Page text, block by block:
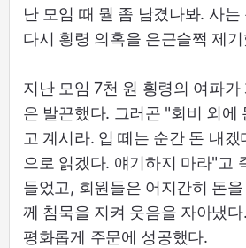
난 모임 때 뭘 좀 남겼나봐. 사는
다시 횡령 의혹을 은근슬쩍 제
지난 모임 7천 원 횡령의 여파가
은 발끈했다. 그러곤 "회비 외에
고 계시라. 입 떼는 순간 돈 내겠
으로 읽겠다. 얘기하지 마라"고
들었고, 회원들은 어지간히 돈
께 침묵을 지켜 웃음을 자아냈
평화롭게 주문에 성공했다.